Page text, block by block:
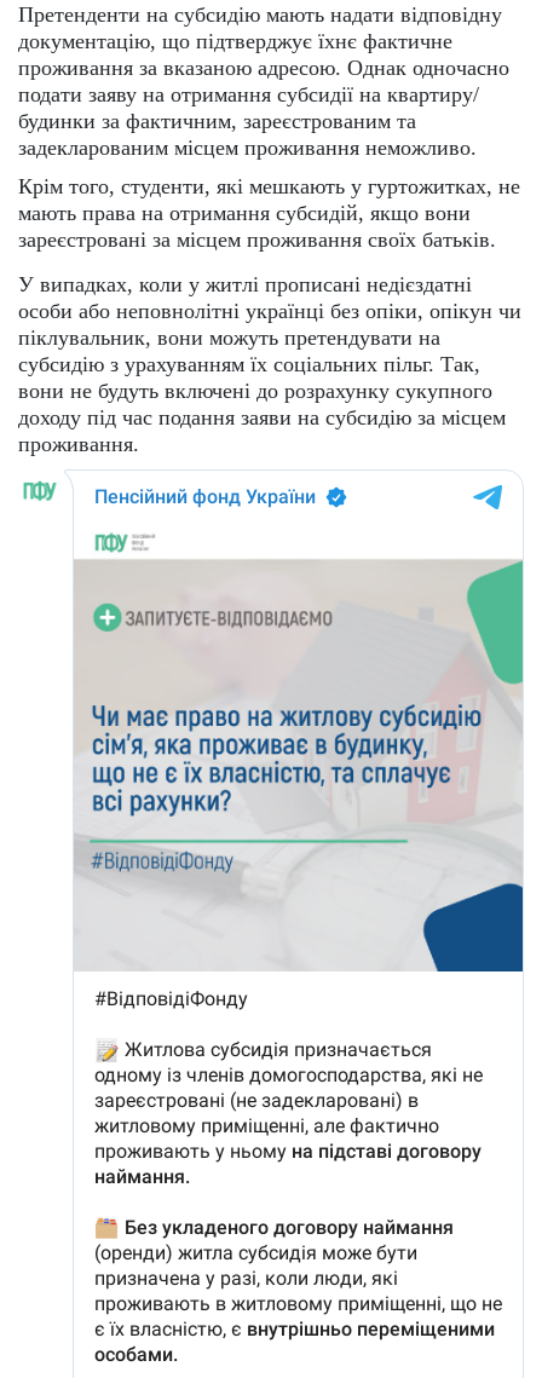
Претенденти на субсидію мають надати відповідну
документацію, що підтверджує їхнє фактичне
проживання за вказаною адресою. Однак одночасно
подати заяву на отримання субсидії на квартиру/
будинки за фактичним, зареєстрованим та
задекларованим місцем проживання неможливо.
Крім того, студенти, які мешкають у гуртожитках, не
мають права на отримання субсидій, якщо вони
зареєстровані за місцем проживання своїх батьків.
У випадках, коли у житлі прописані недієздатні
особи або неповнолітні українці без опіки, опікун чи
піклувальник, вони можуть претендувати на
субсидію з урахуванням їх соціальних пільг. Так,
вони не будуть включені до розрахунку сукупного
доходу під час подання заяви на субсидію за місцем
проживання.